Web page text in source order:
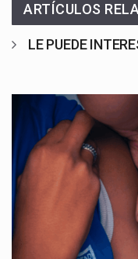
ARTÍCULOS
LE PUEDE